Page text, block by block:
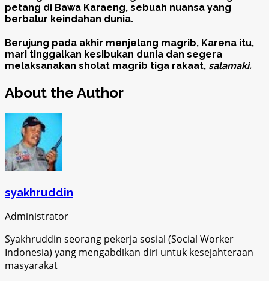
petang di Bawa Karaeng, sebuah nuansa yang
berbalur keindahan dunia.
Berujung pada akhir menjelang magrib, Karena itu,
mari tinggalkan kesibukan dunia dan segera
melaksanakan sholat magrib tiga rakaat, salamaki.
About the Author
syakhruddin
Administrator
Syakhruddin seorang pekerja sosial (Social Worker
Indonesia) yang mengabdikan diri untuk kesejahteraan
masyarakat